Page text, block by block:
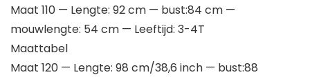
Maat 110 — Lengte: 92 cm — bust:84 cm —
mouwlengte: 54 cm — Leeftijd: 3-4T
Maattabel
Maat 120 — Lengte: 98 cm/38,6 inch — bust:88